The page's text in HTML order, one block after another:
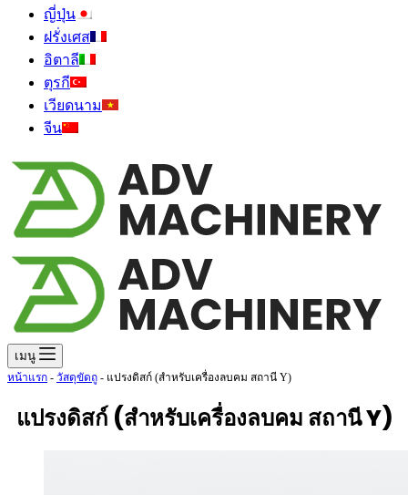
ญี่ปุ่น
ฝรั่งเศส
อิตาลี
ตุรกี
เวียดนาม
จีน
เมนู
หน้าแรก - วัสดุขัดถู - แปรงดิสก์ (สำหรับเครื่องลบคม สถานี Y)
แปรงดิสก์ (สำหรับเครื่องลบคม สถานี Y)